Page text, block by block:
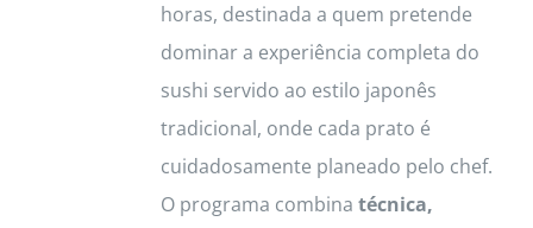
horas, destinada a quem pretende
dominar a experiência completa do
sushi servido ao estilo japonês
tradicional, onde cada prato é
cuidadosamente planeado pelo chef.
O programa combina técnica,